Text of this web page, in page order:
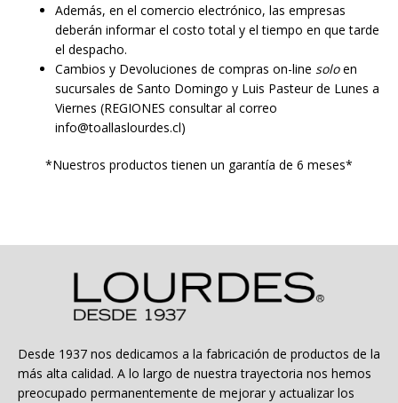
Además, en el comercio electrónico, las empresas
deberán informar el costo total y el tiempo en que tarde
el despacho.
Cambios y Devoluciones de compras on-line soloen
sucursales de Santo Domingo y Luis Pasteur de Lunes a
Viernes (REGIONES consultar al correo
info@toallaslourdes.cl)
*Nuestros productos tienen un garantía de 6 meses*
Desde 1937 nos dedicamos a la fabricación de productos de la
más alta calidad. A lo largo de nuestra trayectoria nos hemos
preocupado permanentemente de mejorar y actualizar los